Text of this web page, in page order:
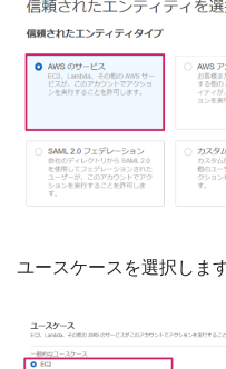
ユースケースを選択しま